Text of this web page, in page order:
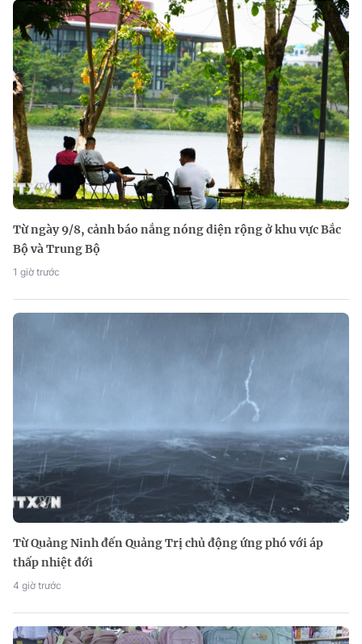
Từ ngày 9/8, cảnh báo nắng nóng diện rộng ở khu vực Bắc
Bộ và Trung Bộ
1 giờ trước
Từ Quảng Ninh đến Quảng Trị chủ động ứng phó với áp
thấp nhiệt đới
4 giờ trước